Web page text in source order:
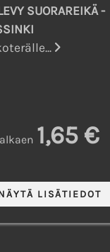
SUORAREIKÄ -
alkaen 1,65 €